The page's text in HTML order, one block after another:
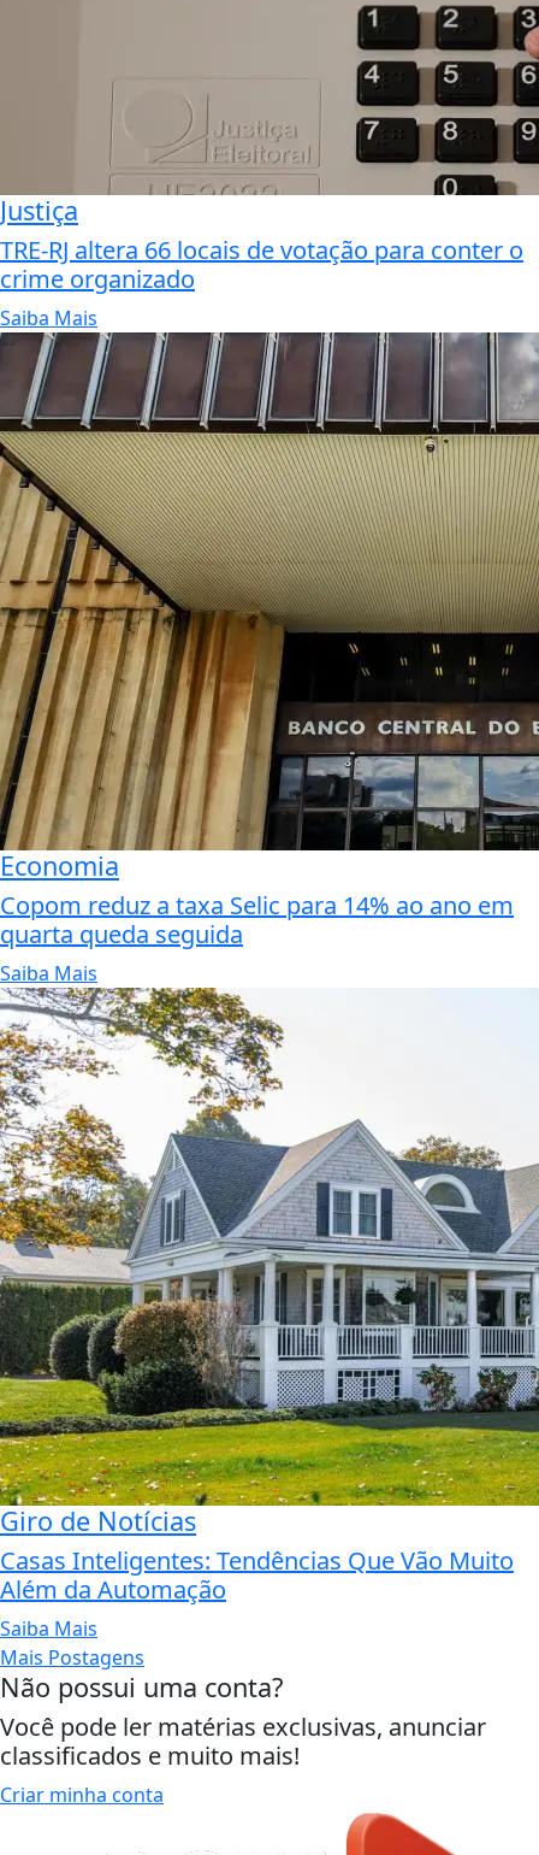
Justiça
TRE-RJ altera 66 locais de votação para conter o
crime organizado
Saiba Mais
Economia
Copom reduz a taxa Selic para 14% ao ano em
quarta queda seguida
Saiba Mais
Giro de Notícias
Casas Inteligentes: Tendências Que Vão Muito
Além da Automação
Saiba Mais
Mais Postagens
Não possui uma conta?
Você pode ler matérias exclusivas, anunciar
classificados e muito mais!
Criar minha conta